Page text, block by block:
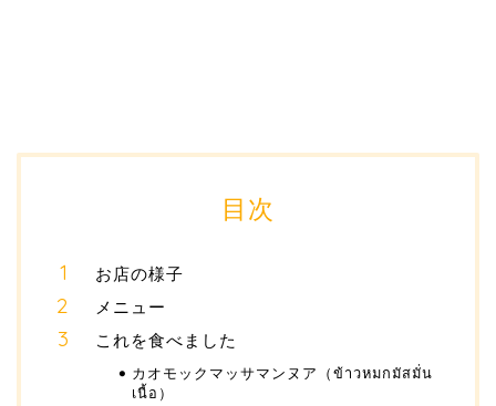
目次
お店の様子
メニュー
これを食べました
カオモックマッサマンヌア（ข้าวหมกมัสมั่น
เนื้อ）